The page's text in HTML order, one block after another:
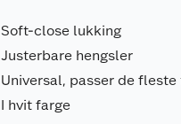
Soft-close lukking
Justerbare hengsler
Universal, passer de
I hvit farge